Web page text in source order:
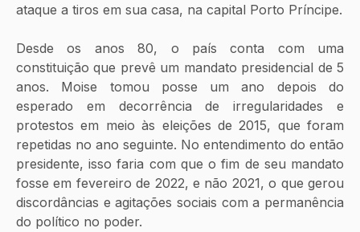
ataque a tiros em sua casa, na capital Porto Príncipe.
Desde os anos 80, o país conta com uma
constituição que prevê um mandato presidencial de 5
anos. Moise tomou posse um ano depois do
esperado em decorrência de irregularidades e
protestos em meio às eleições de 2015, que foram
repetidas no ano seguinte. No entendimento do então
presidente, isso faria com que o fim de seu mandato
fosse em fevereiro de 2022, e não 2021, o que gerou
discordâncias e agitações sociais com a permanência
do político no poder.